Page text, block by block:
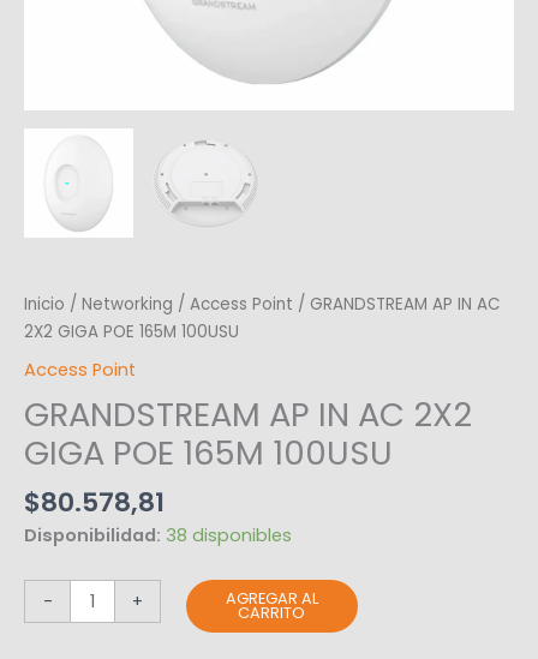
Inicio / Networking / Access Point / GRANDSTREAM AP IN AC
2X2 GIGA POE 165M 100USU
Access Point
GRANDSTREAM AP IN AC 2X2
GIGA POE 165M 100USU
$80.578,81
Disponibilidad: 38 disponibles
- + AGREGAR AL
CARRITO